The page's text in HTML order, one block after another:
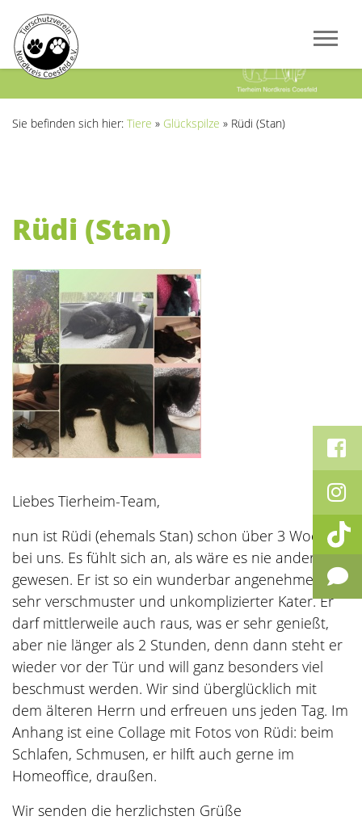
Sie befinden sich hier: Tiere » Glückspilze » Rüdi (Stan)
Rüdi (Stan)
Liebes Tierheim-Team,
nun ist Rüdi (ehemals Stan) schon über 3 Wochen
bei uns. Es fühlt sich an, als wäre es nie anders
gewesen. Er ist so ein wunderbar angenehmer,
sehr verschmuster und unkomplizierter Kater. Er
darf mittlerweile auch raus, was er sehr genießt,
aber nie länger als 2 Stunden, denn dann steht er
wieder vor der Tür und will ganz besonders viel
beschmust werden. Wir sind überglücklich mit
dem älteren Herrn und erfreuen uns jeden Tag. Im
Anhang ist eine Collage mit Fotos von Rüdi: beim
Schlafen, Schmusen, er hilft auch gerne im
Homeoffice, draußen.
Wir senden die herzlichsten Grüße